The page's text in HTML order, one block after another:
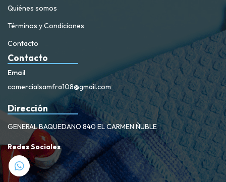
Quiénes somos
Términos y Condiciones
Contacto
Contacto
Email
comercialsamfra108@gmail.com
Dirección
GENERAL BAQUEDANO 840 EL CARMEN ÑUBLE
Redes Sociales